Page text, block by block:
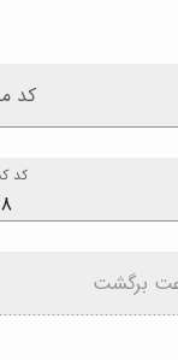
کد
کد
برگشت